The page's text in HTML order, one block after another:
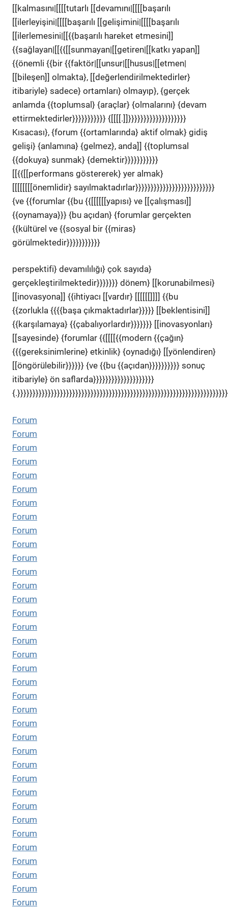
[[kalmasını|[[[[tutarlı [[devamını|[[[[başarılı
[[ilerleyişini|[[[[başarılı [[gelişimini|[[[[başarılı
[[ilerlemesini|[[{{başarılı hareket etmesini]]
{{sağlayan|[[{{[[sunmayan|[[getiren|[[katkı yapan]]
{{önemli {{bir {{faktör|[[unsur|[[husus|[[etmen|
[[bileşen]] olmakta}, [[değerlendirilmektedirler}
itibariyle} sadece} ortamları} olmayıp}, {gerçek
anlamda {{toplumsal} {araçlar} {olmalarını} {devam
ettirmektedirler}}}}}}}}}}} {[[[[.]]}}}}}}}}}}}}}}}}}}}
Kısacası}, {forum {{ortamlarında} aktif olmak} gidiş
gelişi} {anlamına} {gelmez}, anda]] {{toplumsal
{{dokuya} sunmak} {demektir}}}}}}}}}}}
[[{{[[performans göstererek} yer almak}
[[[[[[[[önemlidir} sayılmaktadırlar}}}}}}}}}}}}}}}}}}}}}}}}}}
{ve {{forumlar {{bu {{[[[[[[yapısı} ve [[çalışması]]
{{oynamaya}}} {bu açıdan} {forumlar gerçekten
{{kültürel ve {{sosyal bir {{miras}
görülmektedir}}}}}}}}}}}
perspektifi} devamılılığı} çok sayıda}
gerçekleştirilmektedir}}}}}}} dönem} [[korunabilmesi}
[[inovasyona]] {{ihtiyacı [[vardır} [[[[[[]]]] {{bu
{{zorlukla {{{{başa çıkmaktadırlar}}}}} [[beklentisini]]
{{karşılamaya} {{çabalıyorlardır}}}}}}} [[inovasyonları}
[[sayesinde} {forumlar {{[[[[{{modern {{çağın}
{{{gereksinimlerine} etkinlik} {oynadığı} [[yönlendiren}
[[öngörülebilir}}}}}} {ve {{bu {{açıdan}}}}}}}}}} sonuç
itibariyle} ön saflarda}}}}}}}}}}}}}}}}}}}}
Forum
Forum
Forum
Forum
Forum
Forum
Forum
Forum
Forum
Forum
Forum
Forum
Forum
Forum
Forum
Forum
Forum
Forum
Forum
Forum
Forum
Forum
Forum
Forum
Forum
Forum
Forum
Forum
Forum
Forum
Forum
Forum
Forum
Forum
Forum
Forum